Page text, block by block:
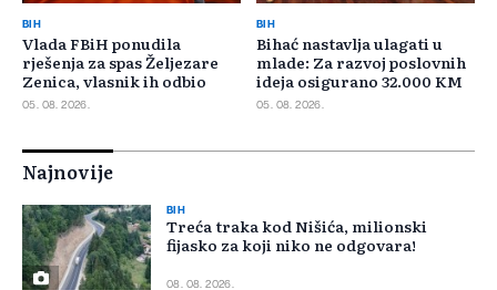
BIH
Vlada FBiH ponudila
rješenja za spas Željezare
Zenica, vlasnik ih odbio
05. 08. 2026.
BIH
Bihać nastavlja ulagati u
mlade: Za razvoj poslovnih
ideja osigurano 32.000 KM
05. 08. 2026.
Najnovije
BIH
Treća traka kod Nišića, milionski
fijasko za koji niko ne odgovara!
08. 08. 2026.